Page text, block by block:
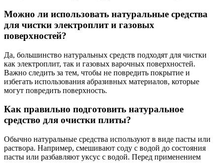
Можно ли использовать натуральные средства
для чистки электроплит и газовых
поверхностей?
Да, большинство натуральных средств подходят для чистки
как электроплит, так и газовых варочных поверхностей.
Важно следить за тем, чтобы не повредить покрытие и
избегать использования абразивных материалов, которые
могут повредить поверхность.
Как правильно подготовить натуральное
средство для очистки плиты?
Обычно натуральные средства используют в виде пасты или
раствора. Например, смешивают соду с водой до состояния
пасты или разбавляют уксус с водой. Перед применением